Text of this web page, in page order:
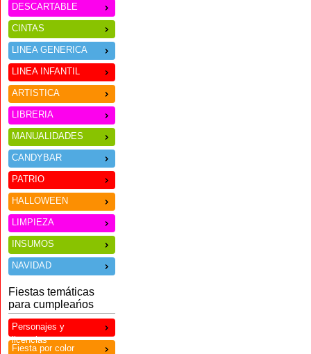
DESCARTABLE
CINTAS
LINEA GENERICA
LINEA INFANTIL
ARTISTICA
LIBRERIA
MANUALIDADES
CANDYBAR
PATRIO
HALLOWEEN
LIMPIEZA
INSUMOS
NAVIDAD
Fiestas temáticas
para cumpleańos
Personajes y
licencias
Fiesta por color